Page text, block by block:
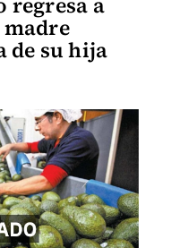
de su hija